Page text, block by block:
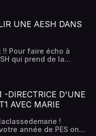
? Tout se trouve
d'informations.
UNE AESH DANS
Pour faire écho à
qui prend de la
techniques pour
classe. Une bonne
par Acast.
d'informations.
-DIRECTRICE D'UNE
AVEC MARIE
!
année de PES on